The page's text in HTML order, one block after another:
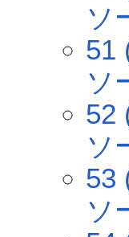
ソ
51
ソ
52
ソ
53
ソ